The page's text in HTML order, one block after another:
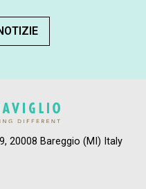
20008 Bareggio (MI) Italy